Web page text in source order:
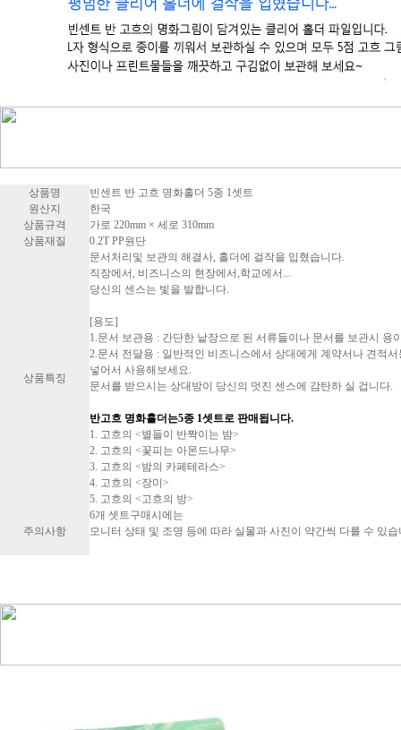
상품명
빈센트 반 고흐 명화홀더 5종 1셋트
원산지
한국
상품규격
가로 220mm × 세로 310mm
상품재질
0.2T PP원단
상품특징
문서처리및 보관의 해결사, 홀더에 걸작을 입혔습니다.
직장에서, 비즈니스의 현장에서,학교에서...
당신의 센스는 빛을 발합니다.
[용도]
1.문서 보관용 : 간단한 낱장으로 된 서류들이나 문서를 보관시 용
2.문서 전달용 : 일반적인 비즈니스에서 상대에게 계약서나 견적
넣어서 사용해보세요.
문서를 받으시는 상대방이 당신의 멋진 센스에 감탄하 실 겁니다.
반고흐 명화홀더는5종 1셋트로 판매됩니다.
1. 고흐의 <별들이 반짝이는 밤>
2. 고흐의 <꽃피는 아몬드나무>
3. 고흐의 <밤의 카페테라스>
4. 고흐의 <장미>
5. 고흐의 <고흐의 방>
주의사항
6개 셋트구매시에는
모니터 상태 및 조명 등에 따라 실물과 사진이 약간씩 다를 수 있습